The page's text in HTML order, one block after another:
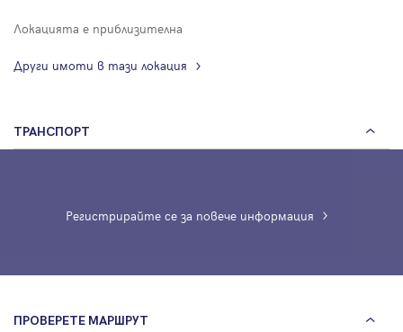
Локацията е приблизителна
Други имоти в тази локация
ТРАНСПОРТ
Регистрирайте се за повече информация
ПРОВЕРЕТЕ МАРШРУТ